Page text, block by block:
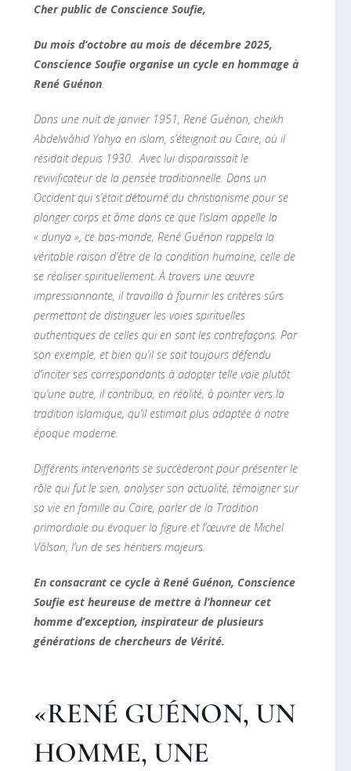
Cher public de Conscience Soufie,
Du mois d’octobre au mois de décembre 2025,
Conscience Soufie organise un cycle en hommage à
René Guénon.
Dans une nuit de janvier 1951, René Guénon, cheikh
Abdelwâhid Yahya en islam, s’éteignait au Caire, où il
résidait depuis 1930. Avec lui disparaissait le
revivificateur de la pensée traditionnelle. Dans un
Occident qui s’était détourné du christianisme pour se
plonger corps et âme dans ce que l’islam appelle la
« dunya », ce bas-monde, René Guénon rappela la
véritable raison d’être de la condition humaine, celle de
se réaliser spirituellement. À travers une œuvre
impressionnante, il travailla à fournir les critères sûrs
permettant de distinguer les voies spirituelles
authentiques de celles qui en sont les contrefaçons. Par
son exemple, et bien qu’il se soit toujours défendu
d’inciter ses correspondants à adopter telle voie plutôt
qu’une autre, il contribua, en réalité, à pointer vers la
tradition islamique, qu’il estimait plus adaptée à notre
époque moderne.
Différents intervenants se succèderont pour présenter le
rôle qui fut le sien, analyser son actualité, témoigner sur
sa vie en famille au Caire, parler de la Tradition
primordiale ou évoquer la figure et l’œuvre de Michel
Vâlsan, l’un de ses héritiers majeurs.
En consacrant ce cycle à René Guénon, Conscience
Soufie est heureuse de mettre à l’honneur cet
homme d’exception, inspirateur de plusieurs
générations de chercheurs de Vérité.
«RENÉ GUÉNON, UN
HOMME, UNE